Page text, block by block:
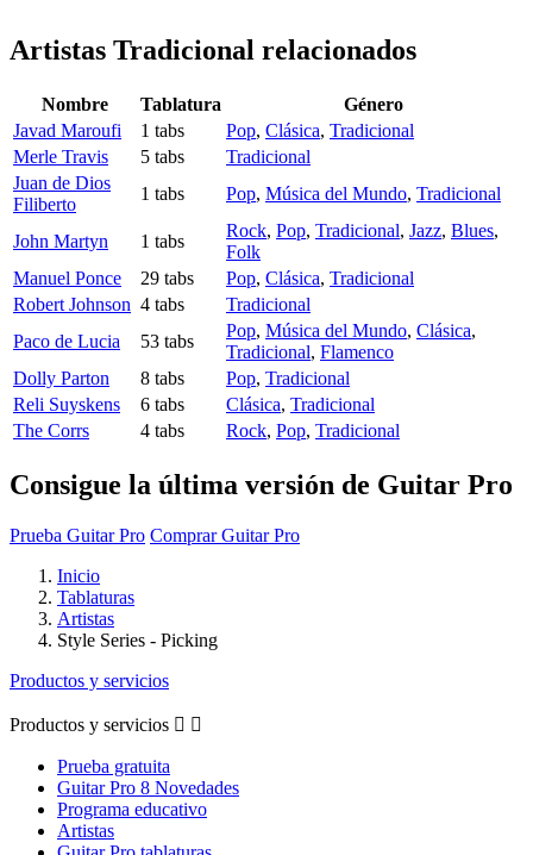
Artistas Tradicional relacionados
Nombre Tablatura
Género
Javad Maroufi
1 tabs Pop, Clásica, Tradicional
Merle Travis
5 tabs
Tradicional
Juan de Dios
Filiberto
1 tabs Pop, Música del Mundo, Tradicional
John Martyn 1 tabs
Rock, Pop, Tradicional, Jazz, Blues,
Folk
Manuel Ponce
29 tabs Pop, Clásica, Tradicional
Robert Johnson 4 tabs
Tradicional
Paco de Lucia
53 tabs
Pop, Música del Mundo, Clásica,
Tradicional, Flamenco
Dolly Parton
8 tabs Pop, Tradicional
Reli Suyskens
6 tabs Clásica, Tradicional
The Corrs
4 tabs Rock, Pop, Tradicional
Consigue la última versión de Guitar Pro
Prueba Guitar Pro Comprar Guitar Pro
Inicio
Tablaturas
Artistas
Style Series - Picking
Productos y servicios
Productos y servicios  
Prueba gratuita
Guitar Pro 8 Novedades
Programa educativo
Artistas